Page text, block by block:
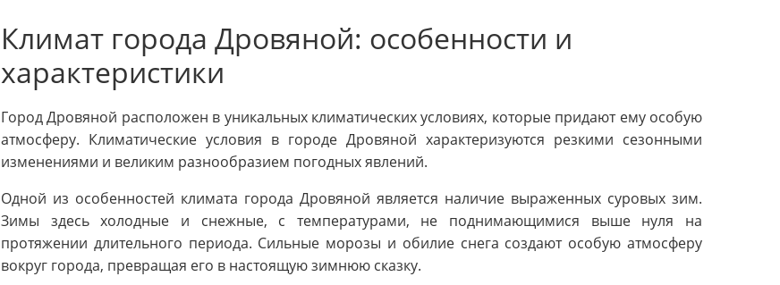
Климат города Дровяной: особенности и
характеристики
Город Дровяной расположен в уникальных климатических условиях, которые придают ему особую
атмосферу. Климатические условия в городе Дровяной характеризуются резкими сезонными
изменениями и великим разнообразием погодных явлений.
Одной из особенностей климата города Дровяной является наличие выраженных суровых зим.
Зимы здесь холодные и снежные, с температурами, не поднимающимися выше нуля на
протяжении длительного периода. Сильные морозы и обилие снега создают особую атмосферу
вокруг города, превращая его в настоящую зимнюю сказку.